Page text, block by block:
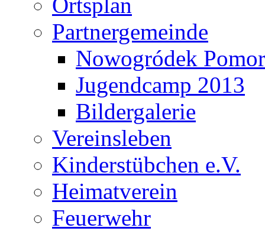
Partnergemeinde
Nowogródek
Jugendcamp 2013
Bildergalerie
Vereinsleben
Kinderstübchen e.V.
Heimatverein
Feuerwehr